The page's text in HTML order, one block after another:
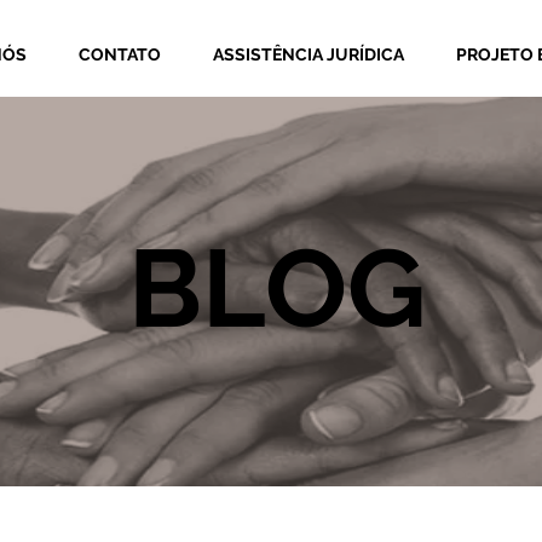
CONTATO ASSISTÊNCIA JURÍDICA PROJETO
BLOG